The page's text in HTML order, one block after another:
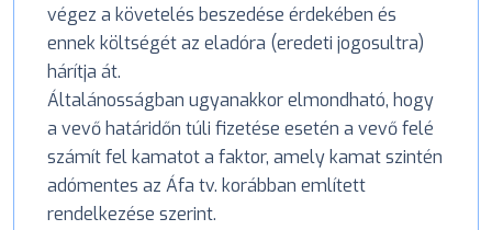
végez a követelés beszedése érdekében és
ennek költségét az eladóra (eredeti jogosultra)
hárítja át.
Általánosságban ugyanakkor elmondható, hogy
a vevő határidőn túli fizetése esetén a vevő felé
számít fel kamatot a faktor, amely kamat szintén
adómentes az Áfa tv. korábban említett
rendelkezése szerint.